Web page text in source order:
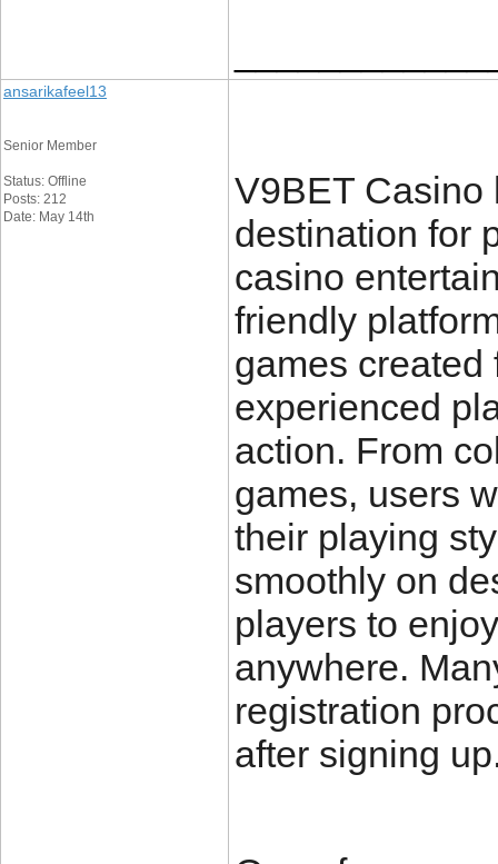
ansarikafeel13
Senior Member
Status: Offline
Posts: 212
Date: May 14th
V9BET Casino
destination for
casino
friendly
games created
experienced
action. From
games, users
their playing
smoothly on
players to
anywhere.
registration
after signing